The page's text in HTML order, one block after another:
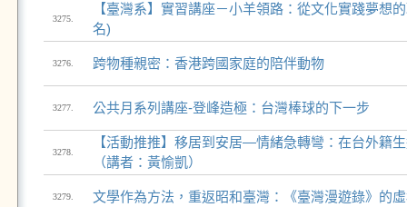
3275.
【臺灣系】實習講座－小羊領路：從文化實踐夢想
名)
3276. 跨物種親密：香港跨國家庭的陪伴動物
3277. 公共月系列講座-登峰造極：台灣棒球的下一步
3278.
【活動推推】移居到安居—情緒急轉彎：在台外籍
（講者：黃愉凱）
3279. 文學作為方法，重返昭和臺灣：《臺灣漫遊錄》的